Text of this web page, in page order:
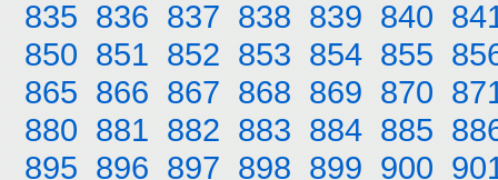
835 836 837 838 839 840
850 851 852 853 854 855
865 866 867 868 869 870
880 881 882 883 884 885
895 896 897 898 899 900